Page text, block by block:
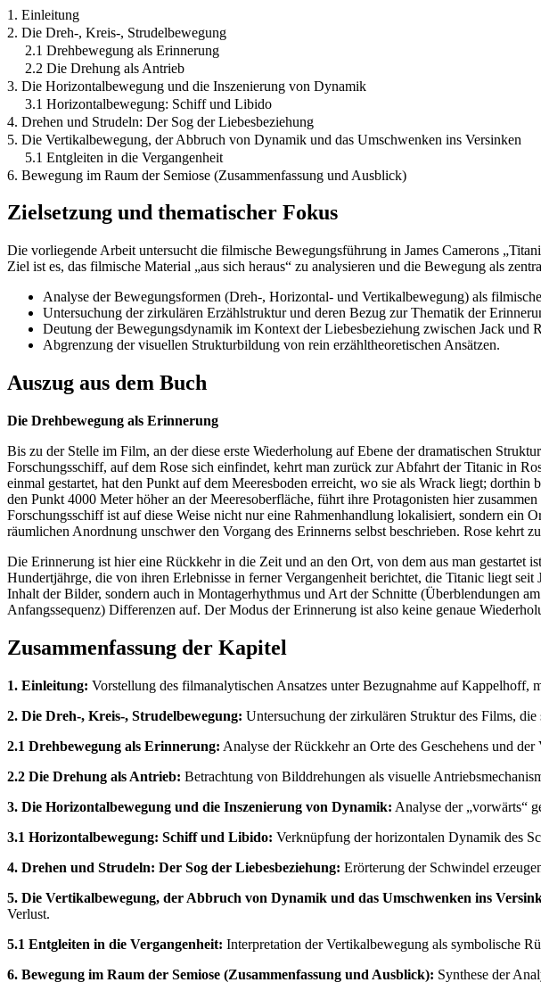
1. Einleitung
2. Die Dreh-, Kreis-, Strudelbewegung
2.1 Drehbewegung als Erinnerung
2.2 Die Drehung als Antrieb
3. Die Horizontalbewegung und die Inszenierung von Dynamik
3.1 Horizontalbewegung: Schiff und Libido
4. Drehen und Strudeln: Der Sog der Liebesbeziehung
5. Die Vertikalbewegung, der Abbruch von Dynamik und das Umschwenken ins Versinken
5.1 Entgleiten in die Vergangenheit
6. Bewegung im Raum der Semiose (Zusammenfassung und Ausblick)
Zielsetzung und thematischer Fokus
Die vorliegende Arbeit untersucht die filmische Bewegungsführung in James Camerons
Ziel ist es, das filmische Material „aus sich heraus“ zu analysieren und die Bewegung als
Analyse der Bewegungsformen (Dreh-, Horizontal- und Vertikalbewegung) als
Untersuchung der zirkulären Erzählstruktur und deren Bezug zur Thematik der
Deutung der Bewegungsdynamik im Kontext der Liebesbeziehung zwischen Jack und
Abgrenzung der visuellen Strukturbildung von rein erzähltheoretischen Ansätzen.
Auszug aus dem Buch
Die Drehbewegung als Erinnerung
Bis zu der Stelle im Film, an der diese erste Wiederholung auf Ebene der dramatischen
Forschungsschiff, auf dem Rose sich einfindet, kehrt man zurück zur Abfahrt der Titanic in
einmal gestartet, hat den Punkt auf dem Meeresboden erreicht, wo sie als Wrack liegt;
den Punkt 4000 Meter höher an der Meeresoberfläche, führt ihre Protagonisten hier
Forschungsschiff ist auf diese Weise nicht nur eine Rahmenhandlung lokalisiert, sondern ein
räumlichen Anordnung unschwer den Vorgang des Erinnerns selbst beschrieben. Rose kehrt
Die Erinnerung ist hier eine Rückkehr in die Zeit und an den Ort, von dem aus man gestartet
Hundertjährge, die von ihren Erlebnisse in ferner Vergangenheit berichtet, die Titanic liegt
Inhalt der Bilder, sondern auch in Montagerhythmus und Art der Schnitte (Überblendungen
Anfangssequenz) Differenzen auf. Der Modus der Erinnerung ist also keine genaue
Zusammenfassung der Kapitel
1. Einleitung: Vorstellung des filmanalytischen Ansatzes unter Bezugnahme auf Kappelhoff,
2. Die Dreh-, Kreis-, Strudelbewegung: Untersuchung der zirkulären Struktur des Films,
2.1 Drehbewegung als Erinnerung: Analyse der Rückkehr an Orte des Geschehens und
2.2 Die Drehung als Antrieb: Betrachtung von Bilddrehungen als visuelle
3. Die Horizontalbewegung und die Inszenierung von Dynamik: Analyse der „vorwärts“
3.1 Horizontalbewegung: Schiff und Libido: Verknüpfung der horizontalen Dynamik des
4. Drehen und Strudeln: Der Sog der Liebesbeziehung: Erörterung der Schwindel
5. Die Vertikalbewegung, der Abbruch von Dynamik und das Umschwenken ins
Verlust.
5.1 Entgleiten in die Vergangenheit: Interpretation der Vertikalbewegung als symbolische
6. Bewegung im Raum der Semiose (Zusammenfassung und Ausblick): Synthese der